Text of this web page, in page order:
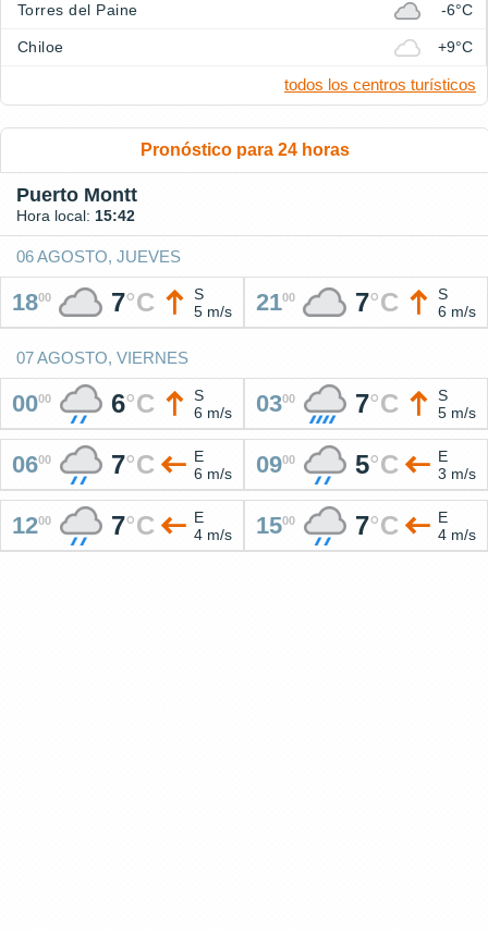
Torres del Paine -6°C
Chiloe +9°C
todos los centros turísticos
Pronóstico para 24 horas
Puerto Montt
Hora local: 15:42
06 AGOSTO, JUEVES
1800 7°C
S
5 m/s
2100 7°C
S
6 m/s
07 AGOSTO, VIERNES
0000 6°C
S
6 m/s
0300 7°C
S
5 m/s
0600 7°C
E
6 m/s
0900 5°C
E
3 m/s
1200 7°C
E
4 m/s
1500 7°C
E
4 m/s